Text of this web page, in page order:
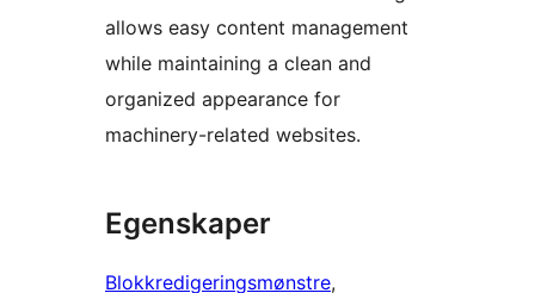
allows easy content management
while maintaining a clean and
organized appearance for
machinery-related websites.
Egenskaper
Blokkredigeringsmønstre